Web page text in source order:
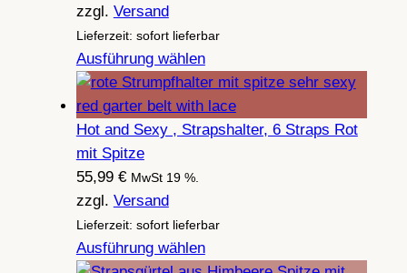
zzgl. Versand
Lieferzeit: sofort lieferbar
Ausführung wählen
Hot and Sexy , Strapshalter, 6 Straps Rot
mit Spitze
55,99 € MwSt 19 %.
zzgl. Versand
Lieferzeit: sofort lieferbar
Ausführung wählen